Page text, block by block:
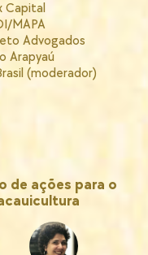
Capital
MAPA
Advogados
Arapyaú
(moderador)
de ações para o